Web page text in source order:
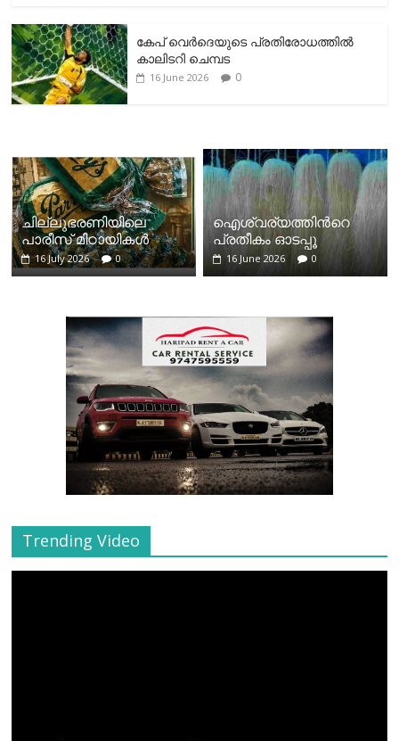
കേപ് വെര്‍ദെയുടെ പ്രതിരോധത്തില്‍
കാലിടറി ചെമ്പട
16 June 2026 0
ചില്ലുഭരണിയിലെ
പാരീസ് മിഠായികള്‍
16 July 2026 0
ഐശ്വര്യത്തിന്‍റെ
പ്രതീകം ഓടപ്പൂ
16 June 2026 0
Trending Video